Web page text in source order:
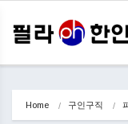
Home 구인구직